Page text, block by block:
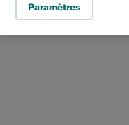
Paramètres